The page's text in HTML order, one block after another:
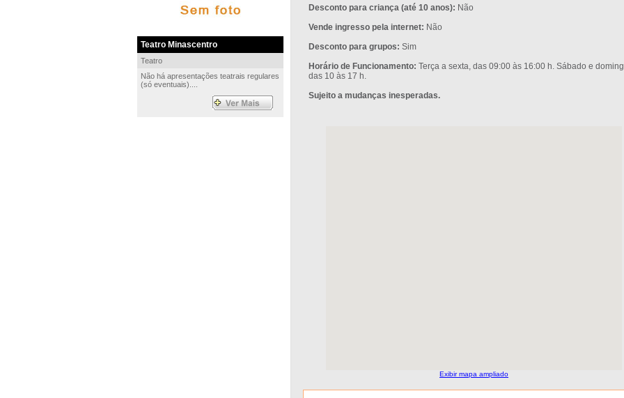
Teatro Minascentro
Teatro
Não há apresentações teatrais regulares
(só eventuais)....
Desconto para criança (até 10 anos): Não
Vende ingresso pela internet: Não
Desconto para grupos: Sim
Horário de Funcionamento: Terça a sexta, das 09:00 às 16:00 h. Sábado e
das 10 às 17 h.
Sujeito a mudanças inesperadas.
Exibir mapa ampliado